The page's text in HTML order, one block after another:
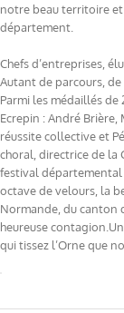
notre beau territoire
département.
Chefs d’entreprises,
Autant de parcours,
Parmi les médaillés de
Ecrepin : André
réussite collective et
choral, directrice de la
festival départemental
octave de velours, la
Normande, du canton
heureuse
qui tissez l’Orne que